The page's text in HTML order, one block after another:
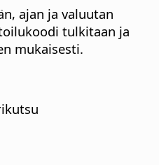
ajan ja valuutan
tulkitaan ja
mukaisesti.